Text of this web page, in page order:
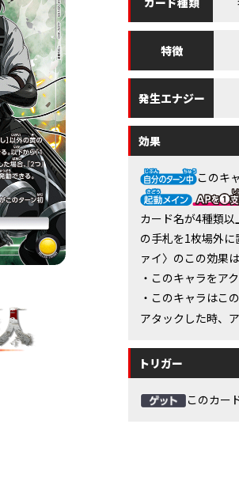
特徴
発生エナジー
効果
このキ
カード名が4種類
の手札を1枚場外
ァイ〉のこの効果
・このキャラをア
・このキャラはこ
アタックした時、
トリガー
このカー